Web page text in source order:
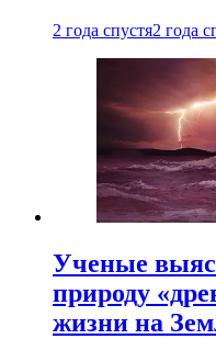
2 года спустя2 года
Ученые
природу
жизни на